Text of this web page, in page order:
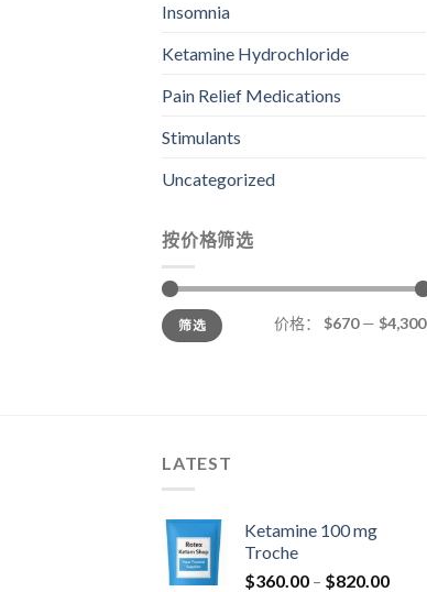
Insomnia
Ketamine Hydrochloride
Pain Relief Medications
Stimulants
Uncategorized
按价格筛选
最
低
价
最
高
价
筛选 价格： $670— $4,300
LATEST
Ketamine 100 mg
Troche
$360.00 – $820.00价